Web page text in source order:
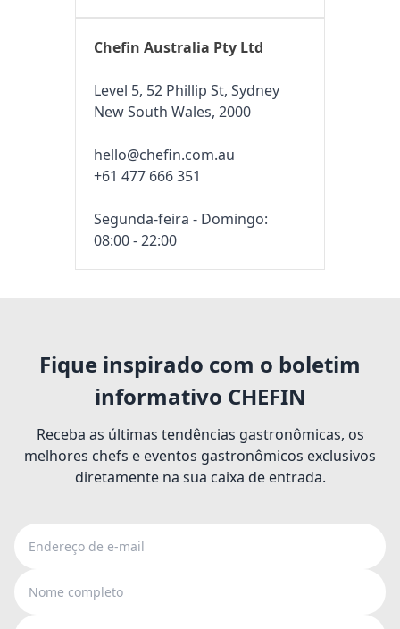
Chefin Australia Pty Ltd
Level 5, 52 Phillip St, Sydney
New South Wales, 2000
hello@chefin.com.au
+61 477 666 351
Segunda-feira - Domingo:
08:00 - 22:00
Fique inspirado com o boletim
informativo CHEFIN
Receba as últimas tendências gastronômicas, os
melhores chefs e eventos gastronômicos exclusivos
diretamente na sua caixa de entrada.